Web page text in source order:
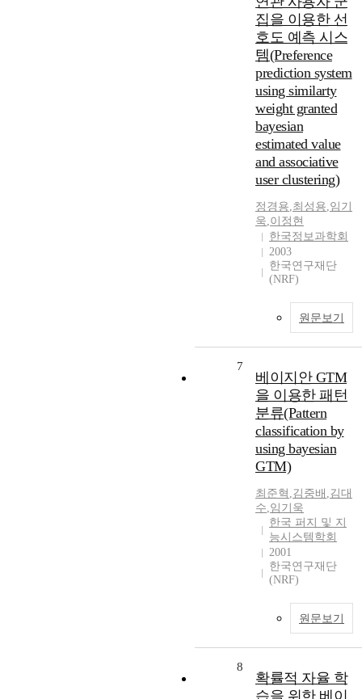
집을 이용한 선
호도 예측 시스
템(Preference
prediction system
using similarty
weight granted
bayesian
estimated value
and associative
user clustering)
정경용,최성용,임기
욱,이정현
한국정보과학회
2003
한국연구재단
(NRF)
원문보기
7
베이지안 GTM
을 이용한 패턴
분류(Pattern
classification by
using bayesian
GTM)
최준혁 ,김중배 ,김대
수,임기욱
한국 퍼지 및 지
능시스템학회
2001
한국연구재단
(NRF)
원문보기
8
확률적 자율 학